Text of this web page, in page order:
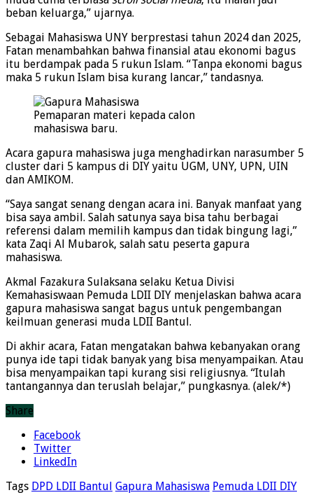
beban keluarga,” ujarnya.
Sebagai Mahasiswa UNY berprestasi tahun 2024 dan 2025,
Fatan menambahkan bahwa finansial atau ekonomi bagus
itu berdampak pada 5 rukun Islam. “Tanpa ekonomi bagus
maka 5 rukun Islam bisa kurang lancar,” tandasnya.
Pemaparan materi kepada calon
mahasiswa baru.
Acara gapura mahasiswa juga menghadirkan narasumber 5
cluster dari 5 kampus di DIY yaitu UGM, UNY, UPN, UIN
dan AMIKOM.
“Saya sangat senang dengan acara ini. Banyak manfaat yang
bisa saya ambil. Salah satunya saya bisa tahu berbagai
referensi dalam memilih kampus dan tidak bingung lagi,”
kata Zaqi Al Mubarok, salah satu peserta gapura
mahasiswa.
Akmal Fazakura Sulaksana selaku Ketua Divisi
Kemahasiswaan Pemuda LDII DIY menjelaskan bahwa acara
gapura mahasiswa sangat bagus untuk pengembangan
keilmuan generasi muda LDII Bantul.
Di akhir acara, Fatan mengatakan bahwa kebanyakan orang
punya ide tapi tidak banyak yang bisa menyampaikan. Atau
bisa menyampaikan tapi kurang sisi religiusnya. “Itulah
tantangannya dan teruslah belajar,” pungkasnya. (alek/*)
Share
Facebook
Twitter
LinkedIn
Tags DPD LDII Bantul Gapura Mahasiswa Pemuda LDII DIY